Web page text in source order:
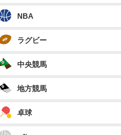
NBA
ラグビー
中央競馬
地方競馬
卓球